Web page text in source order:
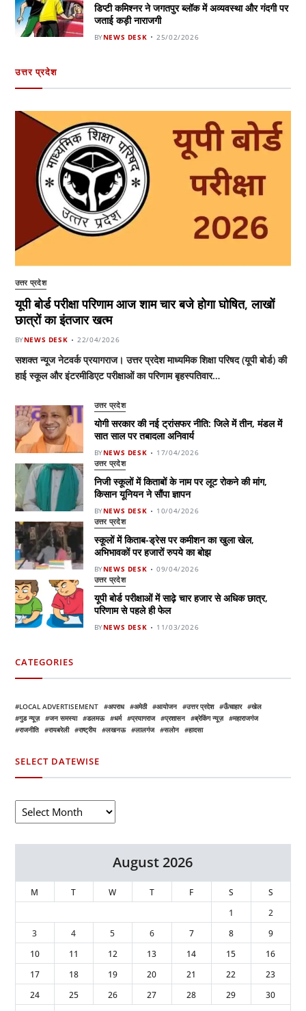
डिप्टी कमिश्नर ने जगतपुर ब्लॉक में अव्यवस्था और गंदगी पर
जताई कड़ी नाराजगी
BYNEWS DESK 25/02/2026
उत्तर प्रदेश
उत्तर प्रदेश
यूपी बोर्ड परीक्षा परिणाम आज शाम चार बजे होगा घोषित, लाखों
छात्रों का इंतजार खत्म
BYNEWS DESK 22/04/2026
सशक्त न्यूज नेटवर्क प्रयागराज। उत्तर प्रदेश माध्यमिक शिक्षा परिषद (यूपी बोर्ड) की
हाई स्कूल और इंटरमीडिएट परीक्षाओं का परिणाम बृहस्पतिवार…
उत्तर प्रदेश
योगी सरकार की नई ट्रांसफर नीति: जिले में तीन, मंडल में
सात साल पर तबादला अनिवार्य
BYNEWS DESK 17/04/2026
उत्तर प्रदेश
निजी स्कूलों में किताबों के नाम पर लूट रोकने की मांग,
किसान यूनियन ने सौंपा ज्ञापन
BYNEWS DESK 10/04/2026
उत्तर प्रदेश
स्कूलों में किताब-ड्रेस पर कमीशन का खुला खेल,
अभिभावकों पर हजारों रुपये का बोझ
BYNEWS DESK 09/04/2026
उत्तर प्रदेश
यूपी बोर्ड परीक्षाओं में साढ़े चार हजार से अधिक छात्र,
परिणाम से पहले ही फेल
BYNEWS DESK 11/03/2026
CATEGORIES
LOCAL ADVERTISEMENT अपराध अमेठी आयोजन उत्तर प्रदेश ऊँचाहार
खेल
गुड न्यूज़
जन समस्या डलमऊ धर्म प्रयागराज प्रशासन ब्रेकिंग न्यूज़
महाराजगंज
राजनीति
रायबरेली राष्ट्रीय लखनऊ लालगंज सलोन हादसा
SELECT DATEWISE
August 2026
M T W T F S
S
1
2
3
4 5 6 7 8
9
10
11 12 13 14 15
16
17
18 19 20 21 22
23
24
25 26 27 28 29
30